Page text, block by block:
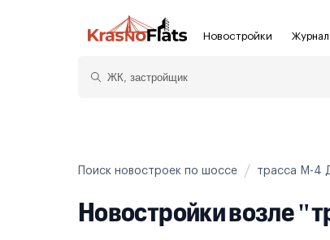
Новостройки Журнал
Поиск новостроек по шоссе трасса М-4
Новостройки возле